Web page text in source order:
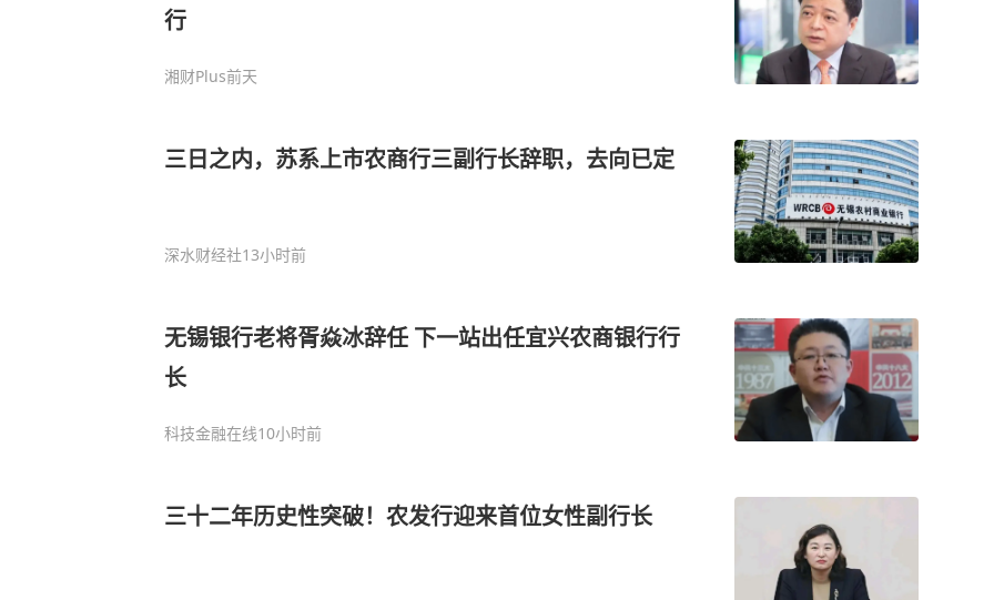
行
湘财Plus前天
三日之内，苏系上市农商行三副行长辞职，去向已定
深水财经社13小时前
无锡银行老将胥焱冰辞任 下一站出任宜兴农商银行行
长
科技金融在线10小时前
三十二年历史性突破！农发行迎来首位女性副行长